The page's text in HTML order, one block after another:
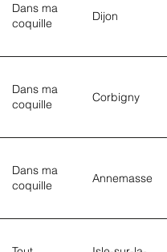
Dans ma
coquille
Dijon
Dans ma
coquille
Corbigny
Dans ma
coquille
Annemasse